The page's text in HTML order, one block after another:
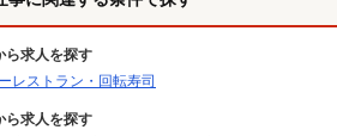
ら求人を探す
レストラン・回転寿司
ら求人を探す